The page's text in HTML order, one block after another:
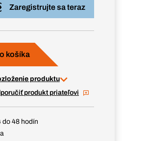
Zaregistrujte sa teraz
košíka
produktu
produkt priateľovi
do 48 hodín